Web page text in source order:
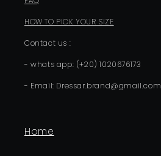
HOW TO PICK YOUR SIZE
Contact us :
- whats app: (+20) 1020676173
- Email: Dressar.brand@gmail.com
Home